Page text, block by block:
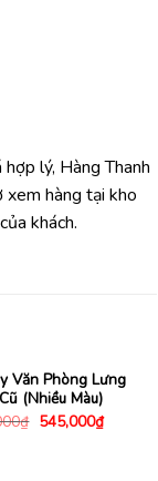
lý, Hàng Thanh
xem hàng tại kho
khách.
Văn Phòng Lưng
(Nhiều Màu)
₫ Giá
545,000₫Giá
hiện